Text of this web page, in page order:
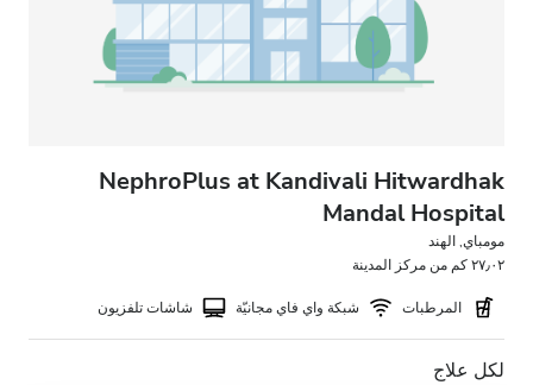
NephroPlus at Kandivali Hitwardhak
Mandal Hospital
مومباي, الهند
٢٧٫٠٢ كم من مركز المدينة
المرطبات شبكة واي فاي مجانيّة شاشات تلفزيون
لكل علاج